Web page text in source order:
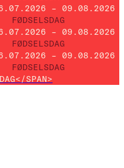
– 09.08.2026
FØDSELSDAG
– 09.08.2026
FØDSELSDAG
– 09.08.2026
FØDSELSDAG
SPAN>